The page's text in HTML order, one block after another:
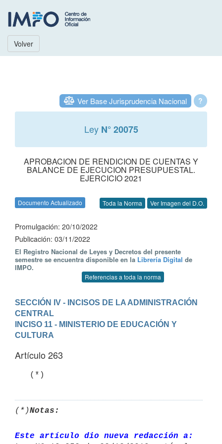
Volver
?
Ver Base Jurisprudencia Nacional
Ley N° 20075
APROBACION DE RENDICION DE CUENTAS Y
BALANCE DE EJECUCION PRESUPUESTAL.
EJERCICIO 2021
Documento Actualizado Toda la Norma Ver Imagen del D.O.
Promulgación: 20/10/2022
Publicación: 03/11/2022
El Registro Nacional de Leyes y Decretos del presente
semestre se encuentra disponible en la Librería Digital de
IMPO.
Referencias a toda la norma
SECCIÓN IV - INCISOS DE LA ADMINISTRACIÓN
CENTRAL
INCISO 11 - MINISTERIO DE EDUCACIÓN Y
CULTURA
Artículo 263
   (*)
(*)Notas:
Este artículo dio nueva redacción a: